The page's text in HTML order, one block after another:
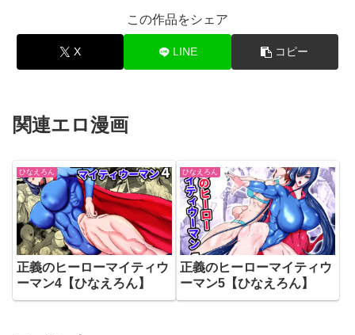
この作品をシェア
X LINE コピー
関連エロ漫画
ひなえろん
正義のヒーローマイティウ
ーマン4【ひなえろん】
ひなえろん
正義のヒーローマイティウ
ーマン5【ひなえろん】